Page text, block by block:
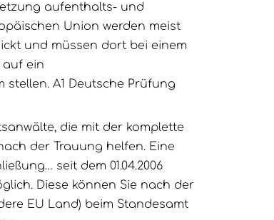
aufenthalts- und
Union werden meist
und müssen dort bei einem
auf ein
A1 Deutsche Prüfung
die mit der komplette
der Trauung helfen. Eine
seit dem 01.04.2006
Diese können Sie nach der
EU Land) beim Standesamt